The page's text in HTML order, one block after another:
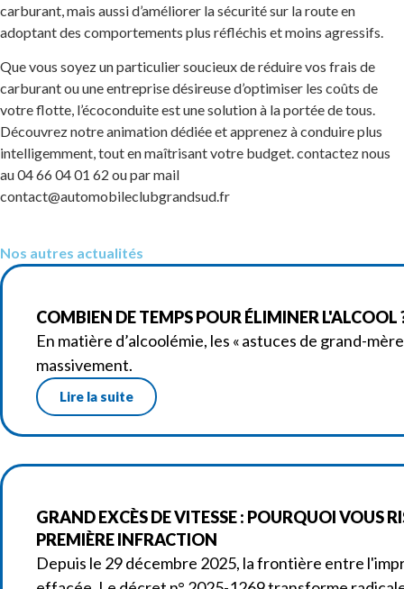
carburant, mais aussi d’améliorer la sécurité sur la route en
adoptant des comportements plus réfléchis et moins agressifs.
Que vous soyez un particulier soucieux de réduire vos frais de
carburant ou une entreprise désireuse d’optimiser les coûts de
votre flotte, l’écoconduite est une solution à la portée de tous.
Découvrez notre animation dédiée et apprenez à conduire plus
intelligemment, tout en maîtrisant votre budget. contactez nous
au 04 66 04 01 62 ou par mail
contact@automobileclubgrandsud.fr
Nos autres actualités
COMBIEN DE TEMPS POUR ÉLIMINER L'ALCOOL
En matière d’alcoolémie, les « astuces de grand-
massivement.
Lire la suite
GRAND EXCÈS DE VITESSE : POURQUOI VOUS
PREMIÈRE INFRACTION
Depuis le 29 décembre 2025, la frontière entre